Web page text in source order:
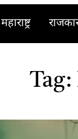
महाराष्ट्र
Tag: